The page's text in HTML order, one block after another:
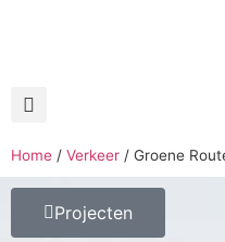
Home / Verkeer / Groene
Projecten